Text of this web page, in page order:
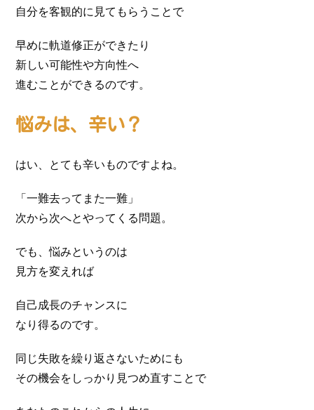
自分を客観的に見てもらうことで
早めに軌道修正ができたり
新しい可能性や方向性へ
進むことができるのです。
悩みは、辛い？
はい、とても辛いものですよね。
「一難去ってまた一難」
次から次へとやってくる問題。
でも、悩みというのは
見方を変えれば
自己成長のチャンスに
なり得るのです。
同じ失敗を繰り返さないためにも
その機会をしっかり見つめ直すことで